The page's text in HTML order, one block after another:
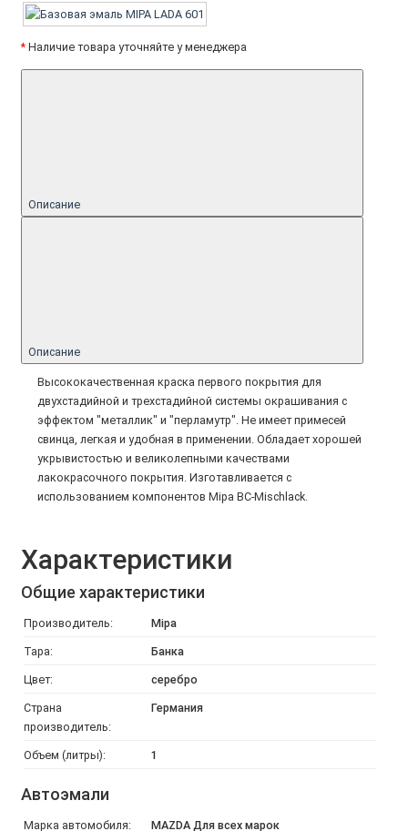
* Наличие товара уточняйте у менеджера
Описание
Описание
Высококачественная краска первого покрытия для
двухстадийной и трехстадийной системы окрашивания с
эффектом "металлик" и "перламутр". Не имеет примесей
свинца, легкая и удобная в применении. Обладает хорошей
укрывистостью и великолепными качествами
лакокрасочного покрытия. Изготавливается с
использованием компонентов Mipa BC-Mischlack.
Характеристики
Общие характеристики
Производитель: Mipa
Тара: Банка
Цвет: серебро
Страна
производитель:
Германия
Объем (литры): 1
Автоэмали
Марка автомобиля: MAZDA Для всех марок